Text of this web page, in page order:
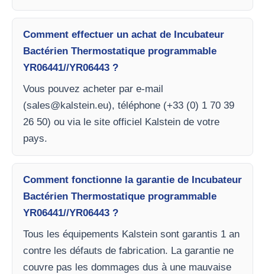
Comment effectuer un achat de Incubateur
Bactérien Thermostatique programmable
YR06441//YR06443 ?
Vous pouvez acheter par e-mail
(sales@kalstein.eu), téléphone (+33 (0) 1 70 39
26 50) ou via le site officiel Kalstein de votre
pays.
Comment fonctionne la garantie de Incubateur
Bactérien Thermostatique programmable
YR06441//YR06443 ?
Tous les équipements Kalstein sont garantis 1 an
contre les défauts de fabrication. La garantie ne
couvre pas les dommages dus à une mauvaise